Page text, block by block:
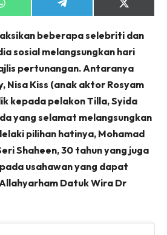
Share
on
Share
on
Share
on
(Twitter)
beberapa selebriti dan
sosial melangsungkan hari
pertunangan. Antaranya
Nisa Kiss (anak aktor Rosyam
kepada pelakon Tilla, Syida
yang selamat melangsungkan
pilihan hatinya, Mohamad
Shaheen, 30 tahun yang juga
usahawan yang dapat
Datuk Wira Dr